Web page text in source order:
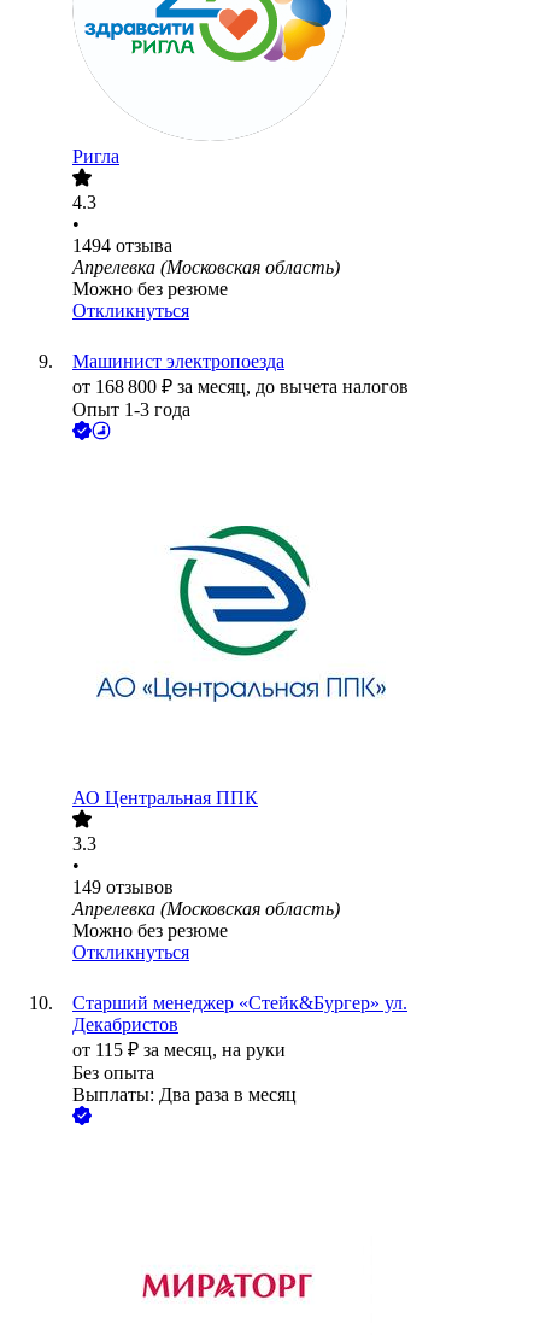
Ригла
4.3
•
1494 отзыва
Апрелевка (Московская область)
Можно без резюме
Откликнуться
Машинист электропоезда
от 168 800 ₽ за месяц, до вычета налогов
Опыт 1-3 года
АО Центральная ППК
3.3
•
149 отзывов
Апрелевка (Московская область)
Можно без резюме
Откликнуться
Старший менеджер «Стейк&Бургер» ул.
Декабристов
от 115 ₽ за месяц, на руки
Без опыта
Выплаты: Два раза в месяц